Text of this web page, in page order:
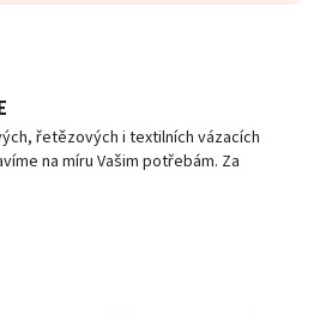
řetězových i textilních vázacích
na míru Vašim potřebám. Za